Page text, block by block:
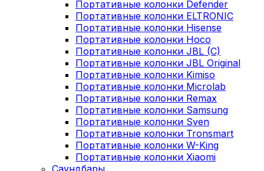
Портативные колонки Defender
Портативные колонки ELTRONIC
Портативные колонки Hisense
Портативные колонки Hoco
Портативные колонки JBL (C)
Портативные колонки JBL Original
Портативные колонки Kimiso
Портативные колонки Microlab
Портативные колонки Remax
Портативные колонки Samsung
Портативные колонки Sven
Портативные колонки Tronsmart
Портативные колонки W-King
Портативные колонки Xiaomi
Саундбары